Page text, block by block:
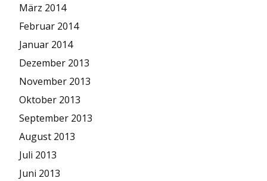
März 2014
Februar 2014
Januar 2014
Dezember 2013
November 2013
Oktober 2013
September 2013
August 2013
Juli 2013
Juni 2013